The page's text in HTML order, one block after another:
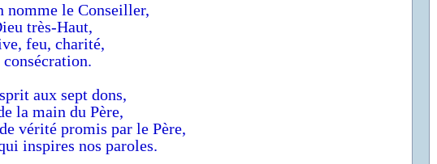
nomme le Conseiller,
très-Haut,
feu, charité,
aux sept dons,
la main du Père,
vérité promis par le Père,
inspires nos paroles.